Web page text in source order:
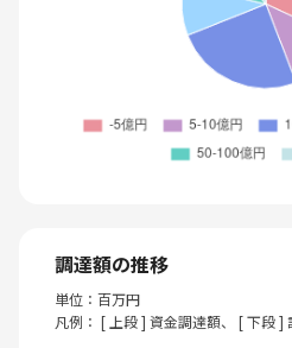
調達額の推移
単位：百万円
凡例： [ 上段 ] 資金調達額、 [ 下段 ]